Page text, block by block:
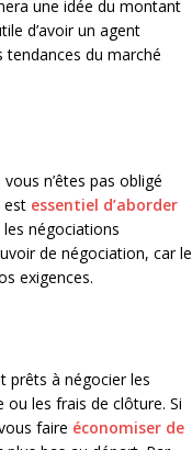
une idée du montant
d’avoir un agent
du marché
n’êtes pas obligé
est essentiel d’aborder
négociations
de négociation, car le
exigences.
prêts à négocier les
ou les frais de clôture. Si
faire économiser de